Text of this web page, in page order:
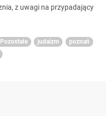
z uwagi na przypadający
Pozostałe judaizm
poznań